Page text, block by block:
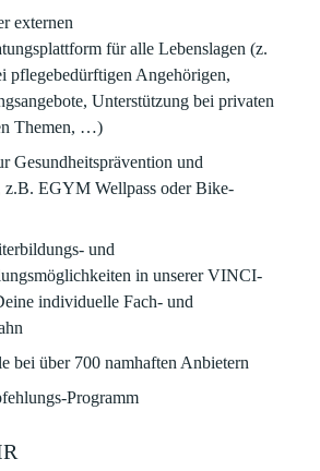
externen
für alle Lebenslagen (z.
pflegebedürftigen Angehörigen,
Unterstützung bei privaten
Themen, …)
Gesundheitsprävention und
z.B. EGYM Wellpass oder Bike-
und
in unserer VINCI-
individuelle Fach- und
bei über 700 namhaften Anbietern​​
Programm